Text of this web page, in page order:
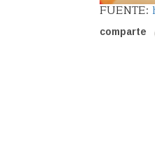
FUENTE:
comparte